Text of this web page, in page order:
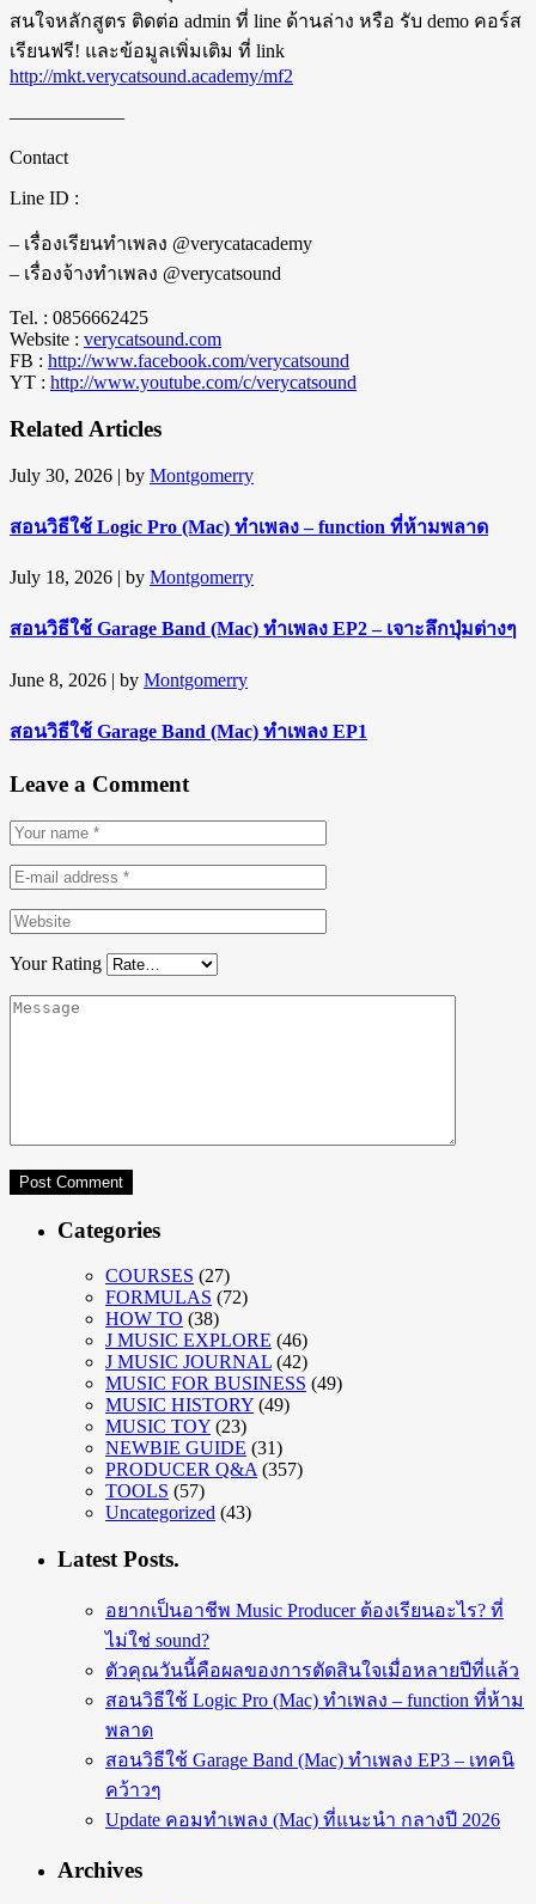
สนใจหลักสูตร ติดต่อ admin ที่ line ด้านล่าง หรือ รับ demo คอร์ส
เรียนฟรี! และข้อมูลเพิ่มเติม ที่ link
http://mkt.verycatsound.academy/mf2
——————
Contact
Line ID :
– เรื่องเรียนทำเพลง @verycatacademy
– เรื่องจ้างทำเพลง @verycatsound
Tel. : 0856662425
Website : verycatsound.com
FB : http://www.facebook.com/verycatsound
YT : http://www.youtube.com/c/verycatsound
Related Articles
July 30, 2026 | by Montgomerry
สอนวิธีใช้ Logic Pro (Mac) ทำเพลง – function ที่ห้ามพลาด
July 18, 2026 | by Montgomerry
สอนวิธีใช้ Garage Band (Mac) ทำเพลง EP2 – เจาะลึกปุ่มต่างๆ
June 8, 2026 | by Montgomerry
สอนวิธีใช้ Garage Band (Mac) ทำเพลง EP1
Leave a Comment
Your Rating
Categories
COURSES (27)
FORMULAS (72)
HOW TO (38)
J MUSIC EXPLORE (46)
J MUSIC JOURNAL (42)
MUSIC FOR BUSINESS (49)
MUSIC HISTORY (49)
MUSIC TOY (23)
NEWBIE GUIDE (31)
PRODUCER Q&A (357)
TOOLS (57)
Uncategorized (43)
Latest Posts.
อยากเป็นอาชีพ Music Producer ต้องเรียนอะไร? ที่
ไม่ใช่ sound?
ตัวคุณวันนี้คือผลของการตัดสินใจเมื่อหลายปีที่แล้ว
สอนวิธีใช้ Logic Pro (Mac) ทำเพลง – function ที่ห้าม
พลาด
สอนวิธีใช้ Garage Band (Mac) ทำเพลง EP3 – เทคนิ
คว้าวๆ
Update คอมทำเพลง (Mac) ที่แนะนำ กลางปี 2026
Archives